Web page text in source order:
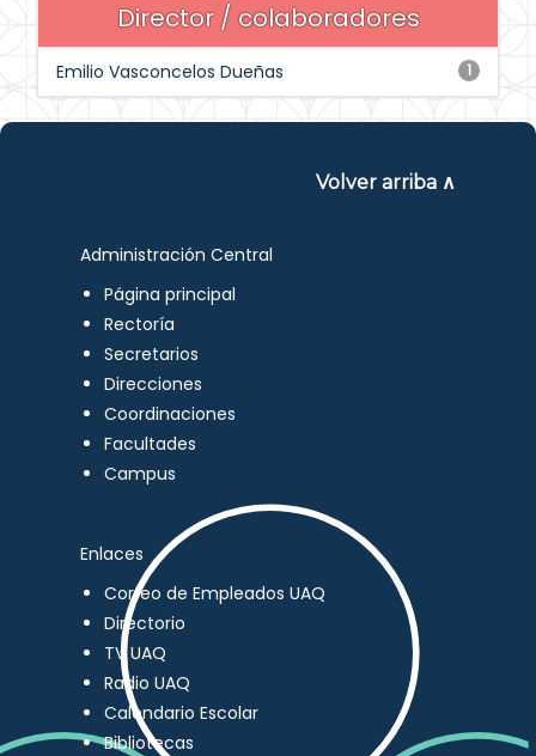
Director / colaboradores
1
Emilio Vasconcelos Dueñas
Volver arriba ∧
Administración Central
Página principal
Rectoría
Secretarios
Direcciones
Coordinaciones
Facultades
Campus
Enlaces
Correo de Empleados UAQ
Directorio
TV UAQ
Radio UAQ
Calendario Escolar
Bibliotecas